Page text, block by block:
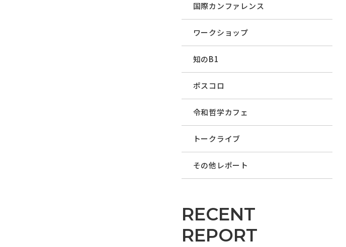
国際カンファレンス
ワークショップ
知のB1
ポスコロ
令和哲学カフェ
トークライブ
その他レポート
RECENT
REPORT